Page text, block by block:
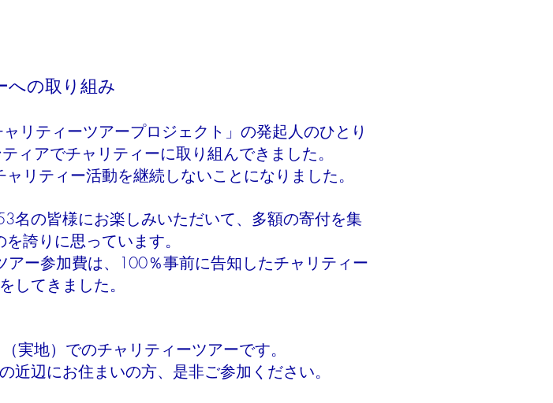
への取り組み
リティーツアープロジェクト」の発起人のひとり
ィアでチャリティーに取り組んできました。
リティー活動を継続しないことになりました。
名の皆様にお楽しみいただいて、多額の寄付を集
誇りに思っています。
ー参加費は、100％事前に告知したチャリティー
してきました。
実地）でのチャリティーツアーです。
辺にお住まいの方、是非ご参加ください。